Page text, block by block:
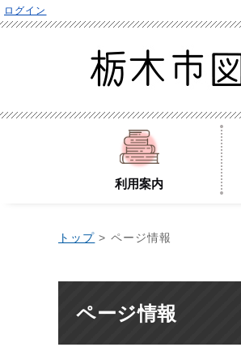
ログイン
利用案内
トップ > ページ情報
ページ情報